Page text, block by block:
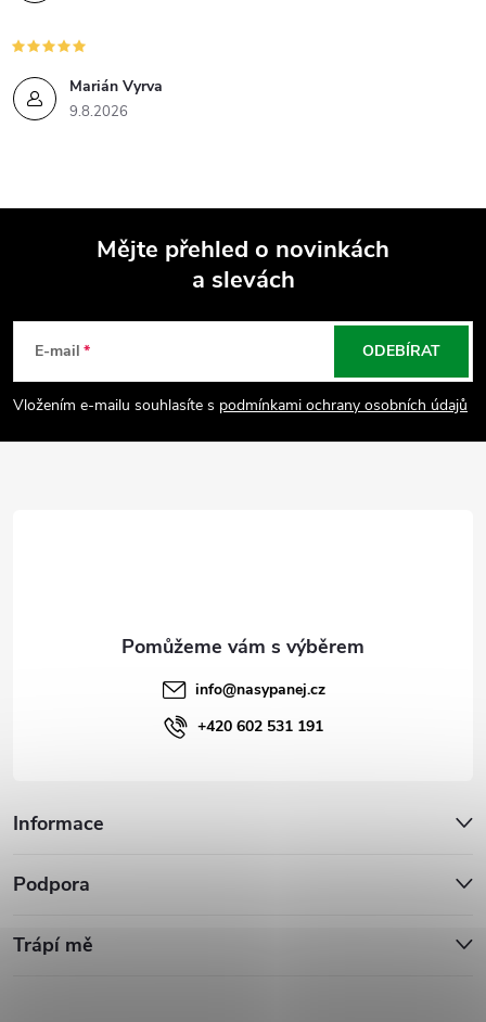
Marián Vyrva
9.8.2026
p
a
Mějte přehled o novinkách
a slevách
E-mail
Vložením e-mailu souhlasíte s podmínkami ochrany osobních údajů
ODEBÍRAT
Informace
Podpora
Trápí mě
info@nasypanej.cz
+420 602 531 191